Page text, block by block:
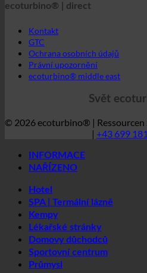
Kontakt
Ochrana osobních údajů
Právní upozornění
ecoturbino® middle east
Svět
© 2026 ecoturbino® | Ressourcen
Hotel
Kempy
Lékařské stránky
Domovy důchodců
Sportovní centrum
Průmysl
Společnosti
Studentské koleje